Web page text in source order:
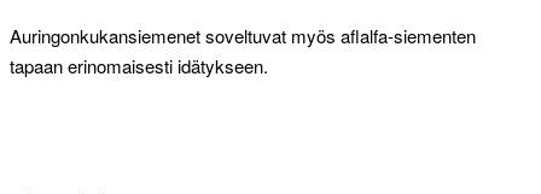
Auringonkukansiemenet soveltuvat myös aflalfa-siementen
tapaan erinomaisesti idätykseen.